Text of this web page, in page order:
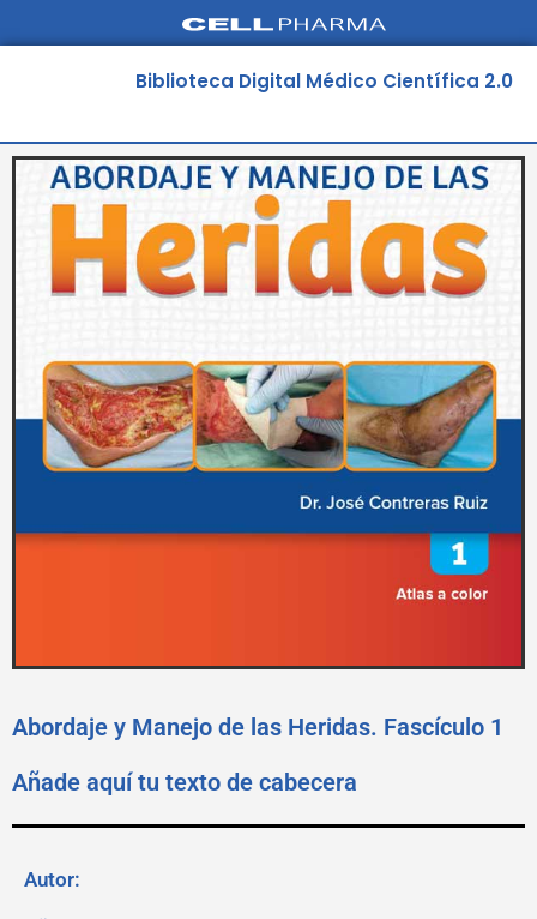
al
Biblioteca Digital Médico Científica 2.0
Abordaje y Manejo de las Heridas. Fascículo 1
Añade aquí tu texto de cabecera
Autor: